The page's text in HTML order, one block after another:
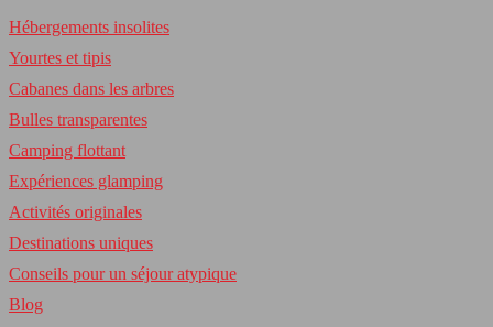
Hébergements insolites
Yourtes et tipis
Cabanes dans les arbres
Bulles transparentes
Camping flottant
Expériences glamping
Activités originales
Destinations uniques
Conseils pour un séjour atypique
Blog